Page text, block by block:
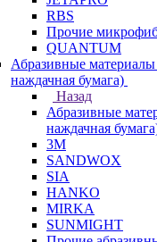
RBS
Прочие
QUANTUM
Абразивные материалы
наждачная бумага)
Назад
Абразивные
наждачная
3М
SANDWOX
SIA
HANKO
MIRKA
SUNMIGHT